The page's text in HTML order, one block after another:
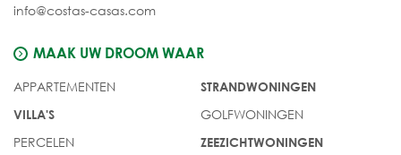
info@costas-casas.com
MAAK UW DROOM WAAR
APPARTEMENTEN
VILLA'S
PERCELEN
STRANDWONINGEN
GOLFWONINGEN
ZEEZICHTWONINGEN